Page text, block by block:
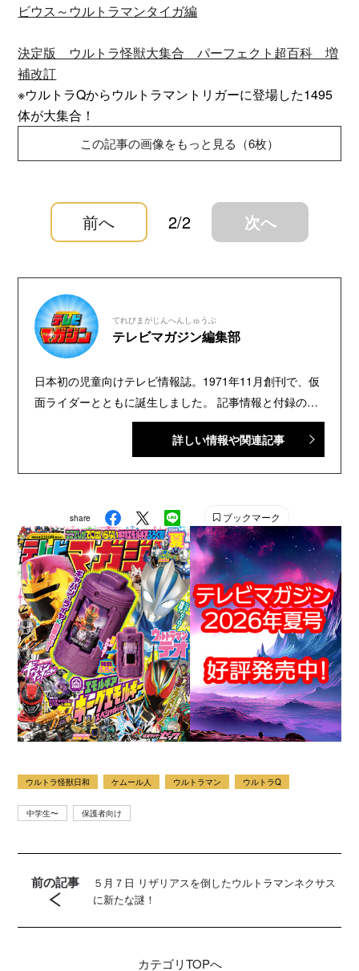
ビウス～ウルトラマンタイガ編
決定版 ウルトラ怪獣大集合 パーフェクト超百科 増
補改訂
※ウルトラQからウルトラマントリガーに登場した1495
体が大集合！
この記事の画像をもっと見る（6枚）
前へ 2/2 次へ
てれびまがじんへんしゅうぶ
テレビマガジン編集部
日本初の児童向けテレビ情報誌。1971年11月創刊で、仮
面ライダーとともに誕生しました。 記事情報と付録の詳
細は、YouTubeの『テレビマガジン 公式動画チャンネ
ル』で配信中。講談社発行の幼年・児童・少年・少女向
雑誌です。 【SNS】 X（旧Twitter）：@tele_maga
Instagram：＠tele_maga
詳しい情報や関連記事
share ブックマーク
ウルトラ怪獣日和 ケムール人 ウルトラマン ウルトラQ
中学生〜 保護者向け
前の記事
５月７日 リザリアスを倒したウルトラマンネクサス
に新たな謎！
カテゴリTOPへ